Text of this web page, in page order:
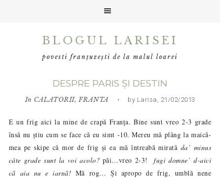
BLOGUL LARISEI
povesti franțuzești de la malul loarei
DESPRE PARIS ȘI DESTIN
In CALATORII,FRANTA • by Larisa, 21/02/2013
E un frig aici la mine de crapă Franța. Bine sunt vreo 2-3 grade
însă nu știu cum se face că eu simt -10. Mereu mă plâng la maică-
mea pe skipe că mor de frig și ea mă întreabă mirată da’ minus
câte grade sunt la voi acolo? păi…vreo 2-3!fugi domne’ d-aici
că aia nu e iarnă! Mă rog… Și apropo de frig, umblă nene